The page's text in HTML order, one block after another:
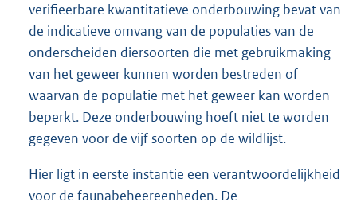
verifieerbare kwantitatieve onderbouwing bevat van
de indicatieve omvang van de populaties van de
onderscheiden diersoorten die met gebruikmaking
van het geweer kunnen worden bestreden of
waarvan de populatie met het geweer kan worden
beperkt. Deze onderbouwing hoeft niet te worden
gegeven voor de vijf soorten op de wildlijst.
Hier ligt in eerste instantie een verantwoordelijkheid
voor de faunabeheereenheden. De